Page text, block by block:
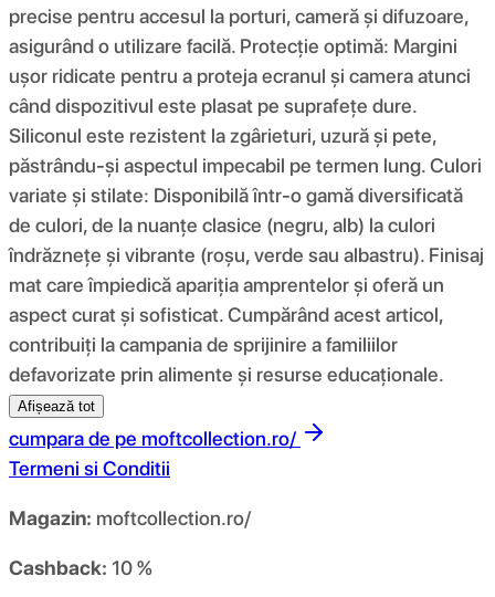
precise pentru accesul la porturi, cameră și difuzoare,
asigurând o utilizare facilă. Protecție optimă: Margini
ușor ridicate pentru a proteja ecranul și camera atunci
când dispozitivul este plasat pe suprafețe dure.
Siliconul este rezistent la zgârieturi, uzură și pete,
păstrându-și aspectul impecabil pe termen lung. Culori
variate și stilate: Disponibilă într-o gamă diversificată
de culori, de la nuanțe clasice (negru, alb) la culori
îndrăznețe și vibrante (roșu, verde sau albastru). Finisaj
mat care împiedică apariția amprentelor și oferă un
aspect curat și sofisticat. Cumpărând acest articol,
contribuiți la campania de sprijinire a familiilor
defavorizate prin alimente și resurse educaționale.
Afișează tot
cumpara de pe moftcollection.ro/
Termeni si Conditii
Magazin: moftcollection.ro/
Cashback: 10 %